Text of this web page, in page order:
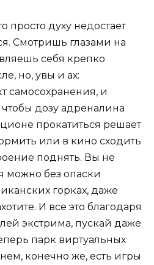
просто духу недостает
Смотришь глазами на
себя крепко
но, увы и ах:
самосохранения, и
чтобы дозу адреналина
прокатиться решает
или в кино сходить
поднять. Вы не
можно без опаски
горках, даже
И все это благодаря
экстрима, пускай даже
парк виртуальных
конечно же, есть игры